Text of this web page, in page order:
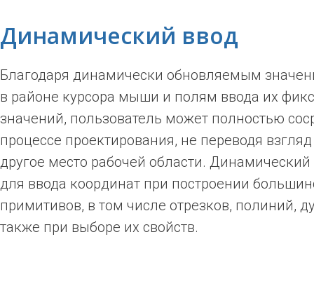
Динамический ввод
Благодаря динамически обновляемым
в районе курсора мыши и полям ввода их
значений, пользователь может полностью
процессе проектирования, не переводя
другое место рабочей области. Динамический
для ввода координат при построении
примитивов, в том числе отрезков, полиний,
также при выборе их свойств.